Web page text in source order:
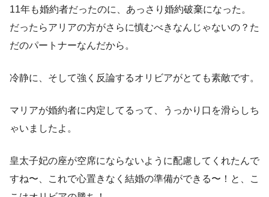
11年も婚約者だったのに、あっさり婚約破棄になった。
だったらアリアの方がさらに慎むべきなんじゃないの？た
だのパートナーなんだから。
冷静に、そして強く反論するオリビアがとても素敵です。
マリアが婚約者に内定してるって、うっかり口を滑らしち
ゃいましたよ。
皇太子妃の座が空席にならないように配慮してくれたんで
すね〜、これで心置きなく結婚の準備ができる〜！と、こ